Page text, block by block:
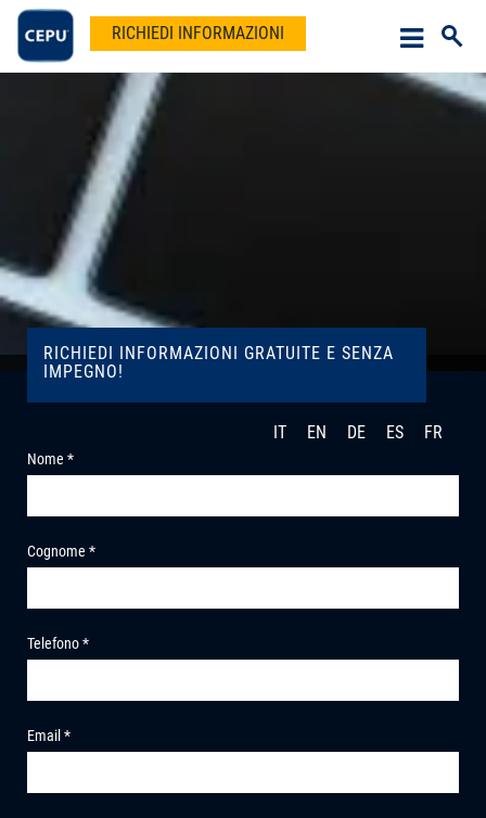
RICHIEDI INFORMAZIONI
RICHIEDI INFORMAZIONI GRATUITE E SENZA
IMPEGNO!
IT EN DE ES FR
Nome *
Cognome *
Telefono *
Email *